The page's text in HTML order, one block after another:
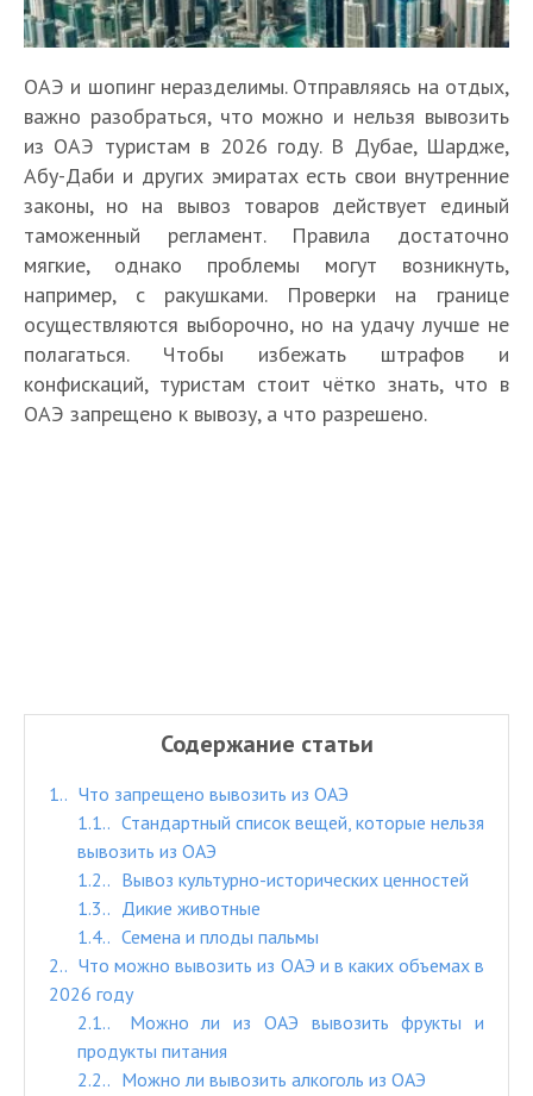
ОАЭ и шопинг неразделимы. Отправляясь на отдых,
важно разобраться, что можно и нельзя вывозить
из ОАЭ туристам в 2026 году. В Дубае, Шардже,
Абу-Даби и других эмиратах есть свои внутренние
законы, но на вывоз товаров действует единый
таможенный регламент. Правила достаточно
мягкие, однако проблемы могут возникнуть,
например, с ракушками. Проверки на границе
осуществляются выборочно, но на удачу лучше не
полагаться. Чтобы избежать штрафов и
конфискаций, туристам стоит чётко знать, что в
ОАЭ запрещено к вывозу, а что разрешено.
Содержание статьи
1.
Что запрещено вывозить из ОАЭ
1.1.
Стандартный список вещей, которые нельзя
вывозить из ОАЭ
1.2.
Вывоз культурно-исторических ценностей
1.3.
Дикие животные
1.4.
Семена и плоды пальмы
2.
Что можно вывозить из ОАЭ и в каких объемах в
2026 году
2.1.
Можно ли из ОАЭ вывозить фрукты и
продукты питания
2.2.
Можно ли вывозить алкоголь из ОАЭ